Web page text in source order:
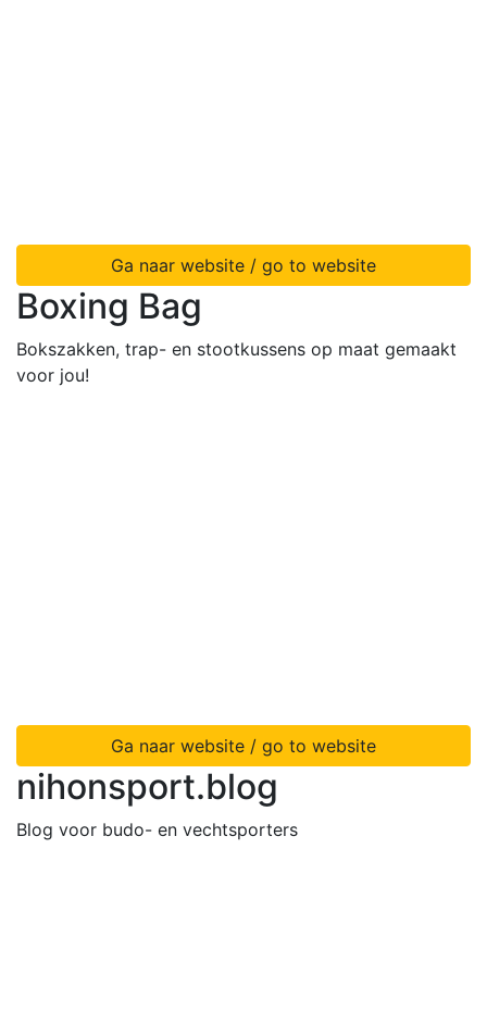
Ga naar website / go to website
Boxing Bag
Bokszakken, trap- en stootkussens op maat gemaakt
voor jou!
Ga naar website / go to website
nihonsport.blog
Blog voor budo- en vechtsporters